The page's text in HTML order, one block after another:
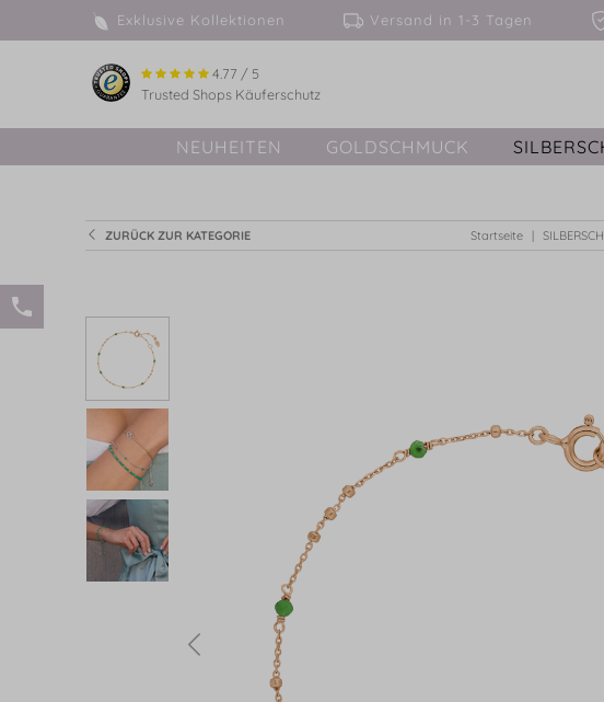
Exklusive Kollektionen Versand in 1-3 Tagen
4.77 / 5
Trusted Shops Käuferschutz
NEUHEITEN GOLDSCHMUCK
ZURÜCK ZUR KATEGORIE Startseite